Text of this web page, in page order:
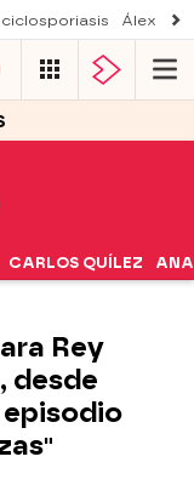
Álex
CARLOS QUÍLEZ ANA
Rey
desde